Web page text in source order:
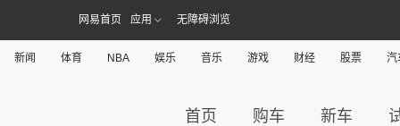
网易首页 应用 无障碍浏览
新闻 体育 NBA 娱乐 音乐 游戏 财经 股票 汽
首页 购车 新车